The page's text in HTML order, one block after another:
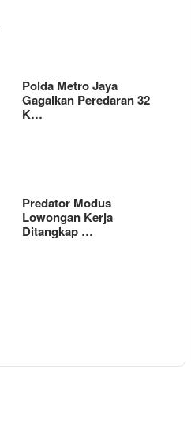
Polda Metro Jaya
Gagalkan Peredaran 32
K…
Predator Modus
Lowongan Kerja
Ditangkap …